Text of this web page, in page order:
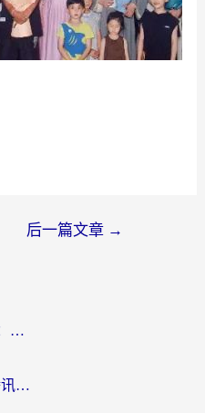
后一篇文章 →
海外党连中国VPN避坑指南：如何选到真正能无缝刷国内资源的加速器？
快帆TV版VPN好用吗？和腾讯VPN对比哪个回国效果更好？海外党必看的真实体验指南